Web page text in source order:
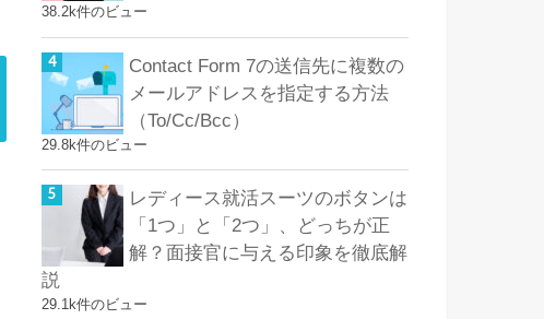
38.2k件のビュー
Contact Form 7の送信先に複数の
メールアドレスを指定する方法
（To/Cc/Bcc）
29.8k件のビュー
レディース就活スーツのボタンは
「1つ」と「2つ」、どっちが正
解？面接官に与える印象を徹底解
説
29.1k件のビュー